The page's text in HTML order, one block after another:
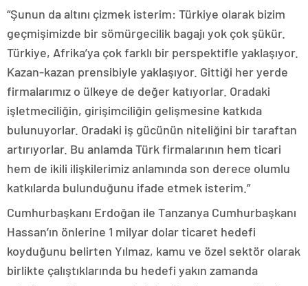
“Şunun da altını çizmek isterim: Türkiye olarak bizim
geçmişimizde bir sömürgecilik bagajı yok çok şükür.
Türkiye, Afrika’ya çok farklı bir perspektifle yaklaşıyor.
Kazan-kazan prensibiyle yaklaşıyor. Gittiği her yerde
firmalarımız o ülkeye de değer katıyorlar. Oradaki
işletmeciliğin, girişimciliğin gelişmesine katkıda
bulunuyorlar. Oradaki iş gücünün niteliğini bir taraftan
artırıyorlar. Bu anlamda Türk firmalarının hem ticari
hem de ikili ilişkilerimiz anlamında son derece olumlu
katkılarda bulunduğunu ifade etmek isterim.”
Cumhurbaşkanı Erdoğan ile Tanzanya Cumhurbaşkanı
Hassan’ın önlerine 1 milyar dolar ticaret hedefi
koyduğunu belirten Yılmaz, kamu ve özel sektör olarak
birlikte çalıştıklarında bu hedefi yakın zamanda